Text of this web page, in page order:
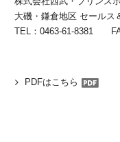
大磯・鎌倉地区 セール
TEL：0463-61-8381
PDFはこちら